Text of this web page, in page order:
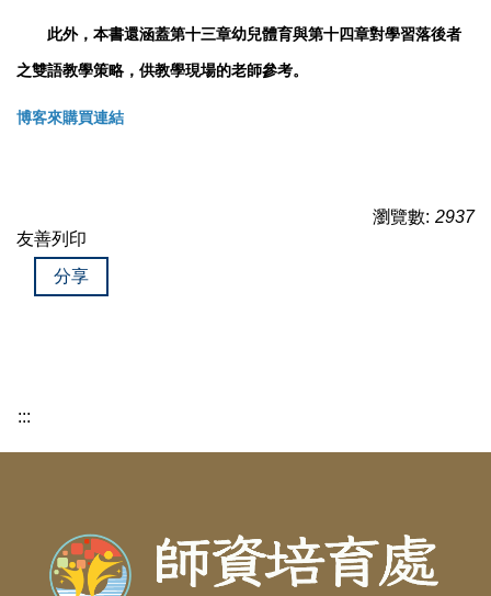
此外，本書還涵蓋第十三章幼兒體育與第十四章對學習落後者
之雙語教學策略，供教學現場的老師參考。
博客來購買連結
瀏覽數: 2937
友善列印
分享
:::